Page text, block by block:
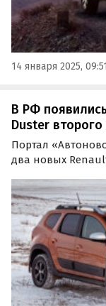
14 января 2025, 09:51
В РФ
Duster
Портал
два новых
продается во
по цене 2 850 000